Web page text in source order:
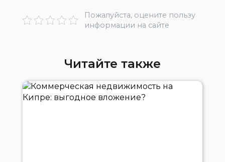
Пожалуйста, оцените пользу
информации на сайте
Читайте также